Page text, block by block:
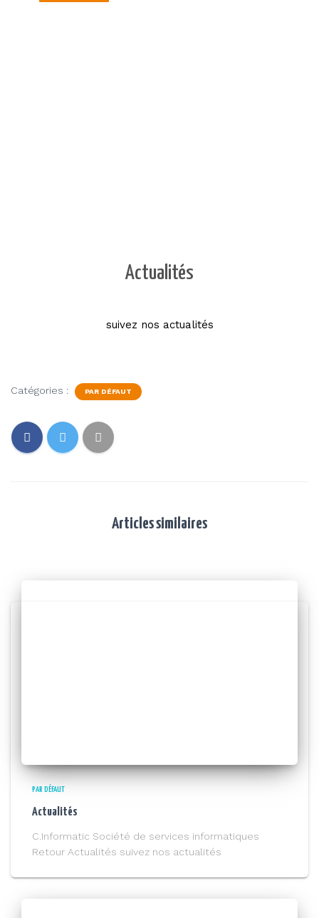
Actualités
suivez nos actualités
Catégories : PAR DÉFAUT
Articles similaires
PAR DÉFAUT
Actualités
C.Informatic Société de services informatiques
Retour Actualités suivez nos actualités